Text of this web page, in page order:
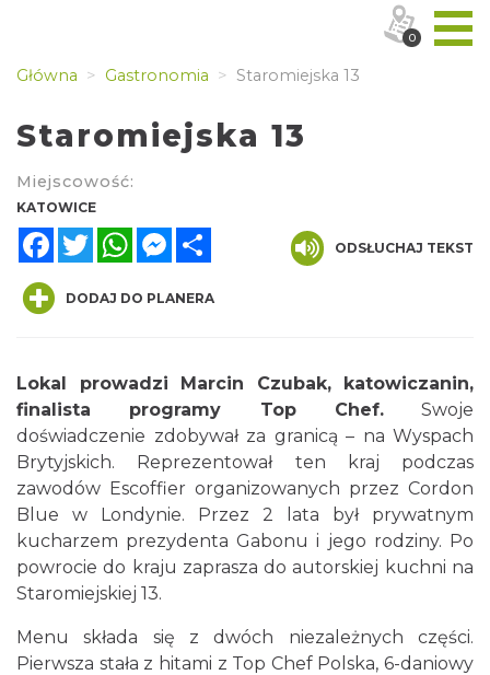
Główna Gastronomia Staromiejska 13
Staromiejska 13
Miejscowość:
KATOWICE
FacebookTwitterWhatsAppMessenger
ODSŁUCHAJ TEKST
DODAJ DO PLANERA
Lokal prowadzi Marcin Czubak, katowiczanin,
finalista programy Top Chef.Swoje
doświadczenie zdobywał za granicą – na Wyspach
Brytyjskich. Reprezentował ten kraj podczas
zawodów Escoffier organizowanych przez Cordon
Blue w Londynie. Przez 2 lata był prywatnym
kucharzem prezydenta Gabonu i jego rodziny. Po
powrocie do kraju zaprasza do autorskiej kuchni na
Staromiejskiej 13.
Menu składa się z dwóch niezależnych części.
Pierwsza stała z hitami z Top Chef Polska, 6-daniowy
0